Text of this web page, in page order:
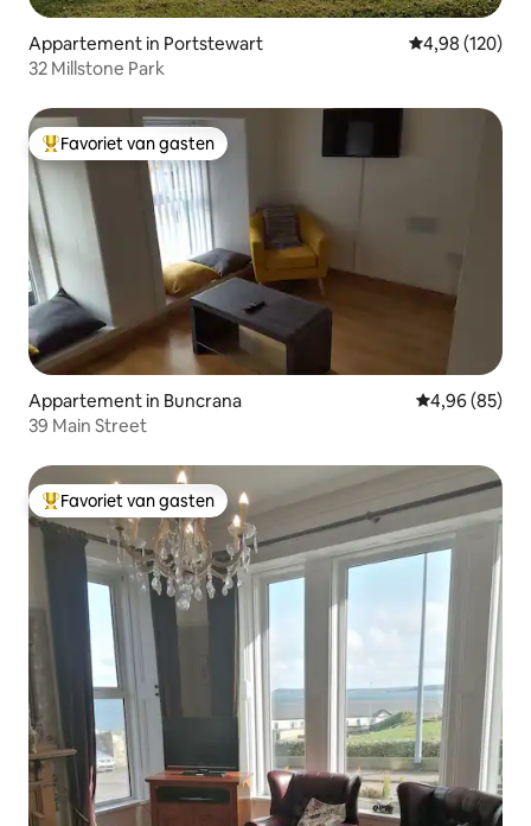
Appartement in Portstewart Gemiddelde
4,98 (120)
32 Millstone Park
Topfavoriet van gasten
Favoriet van gasten
Appartement in Buncrana Gemiddelde
4,96 (85)
39 Main Street
Topfavoriet van gasten
Favoriet van gasten